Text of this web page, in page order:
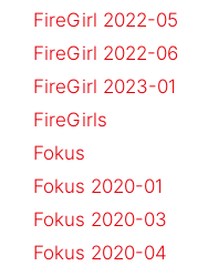
FireGirl 2022-05
FireGirl 2022-06
FireGirl 2023-01
FireGirls
Fokus
Fokus 2020-01
Fokus 2020-03
Fokus 2020-04